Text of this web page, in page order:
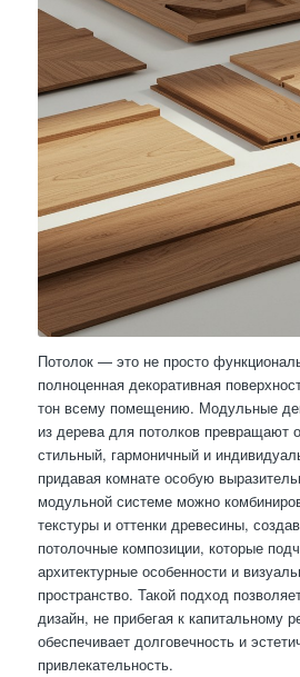
Потолок — это не просто
полноценная декоративная
тон всему помещению. Модульные
из дерева для потолков превращают
стильный, гармоничный и
придавая комнате особую
модульной системе можно
текстуры и оттенки древесины,
потолочные композиции, которые
архитектурные особенности и
пространство. Такой подход
дизайн, не прибегая к капитальному
обеспечивает долговечность и
привлекательность.